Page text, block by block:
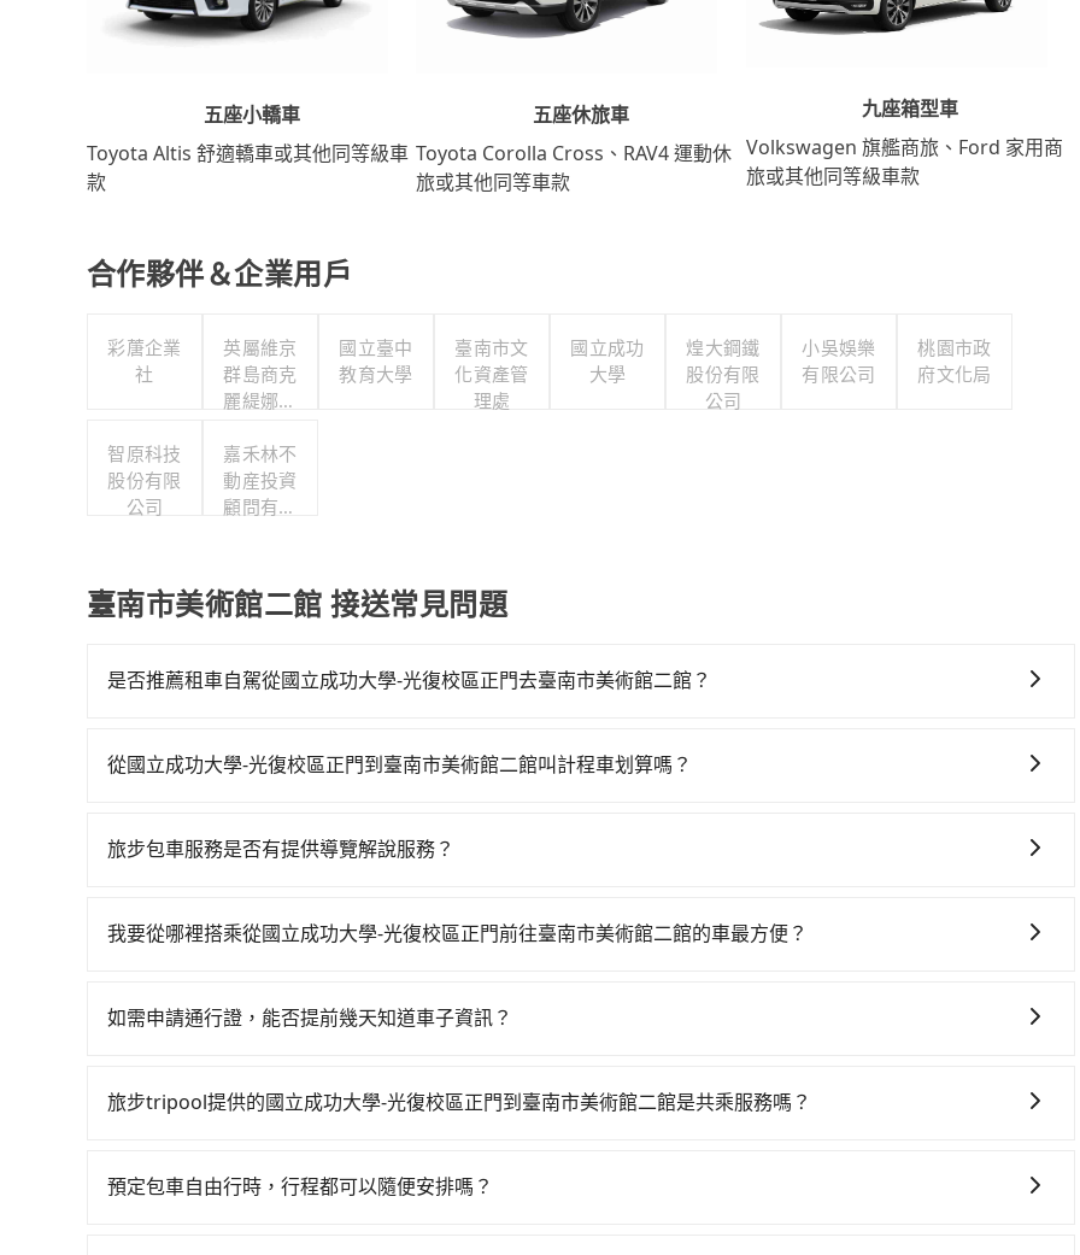
五座小轎車
Toyota Altis 舒適轎車或其他同等級車
款
五座休旅車
Toyota Corolla Cross、RAV4 運動休
旅或其他同等車款
九座箱型車
Volkswagen 旗艦商旅、Ford 家用商
旅或其他同等級車款
合作夥伴＆企業用戶
彩蓎企業
社
英屬維京
群島商克
麗緹娜智
限公司台
灣分公司
國立臺中
教育大學
臺南市文
化資產管
理處
國立成功
大學
煌大鋼鐵
股份有限
公司
小吳娛樂
有限公司
桃園市政
府文化局
智原科技
股份有限
公司
嘉禾林不
動産投資
顧問有限
臺南市美術館二館 接送常見問題
是否推薦租車自駕從國立成功大學-光復校區正門去臺南市美術館二館？
邊可隨租隨借的iRent應該是你最便宜選擇。註冊完iRent的app後，可以每小時$115~205承租小轎車，每公里
險與可能的罰單都需自付。再者，和運的iRent只提供最基本的車型，如Toyota Yaris、Prius C、Vios這類乘坐
樣。另外，偶爾也會遇到明明已經預約了時間但上一位用戶卻遲遲尚未歸還，又或者要還車時卻偏偏找不到停車
非常不便。
從國立成功大學-光復校區正門到臺南市美術館二館叫計程車划算嗎？
到車，也可考慮打電話至國立成功大學-光復校區正門附近的計程車隊，如鳳凰城無線、港龍大車隊、台南計程車
有些計程車司機不按錶計費，約有17%會採現場議價，建議最好先上網預約，以免當場被坑受騙。雖然國立成功
適合你。
旅步包車服務是否有提供導覽解說服務？
booking@tripool.app聯繫我們，將有專人協助回覆確認是否能協助安排。
我要從哪裡搭乘從國立成功大學-光復校區正門前往臺南市美術館二館的車最方便？
得到，我們就保證發車。直接在官網上輸入住家地址、辦公大樓、飯店民宿、各地車站、機場航廈、甚至風景
如需申請通行證，能否提前幾天知道車子資訊？
用車前一天才開始安排車輛，並於用車前一天晚上8點提供服務司機和車輛資訊。如果您有特殊的用車需求，可
旅步tripool提供的國立成功大學-光復校區正門到臺南市美術館二館是共乘服務嗎？
司機以外，從上車到下車期間，都不會再有其他陌生人出現。如選擇共乘服務，則會依照其他共乘乘客做彈性調
預定包車自由行時，行程都可以隨便安排嗎？